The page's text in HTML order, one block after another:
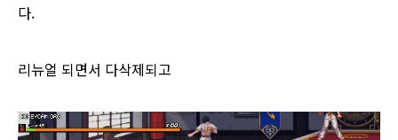
다.
리뉴얼 되면서 다삭제되고